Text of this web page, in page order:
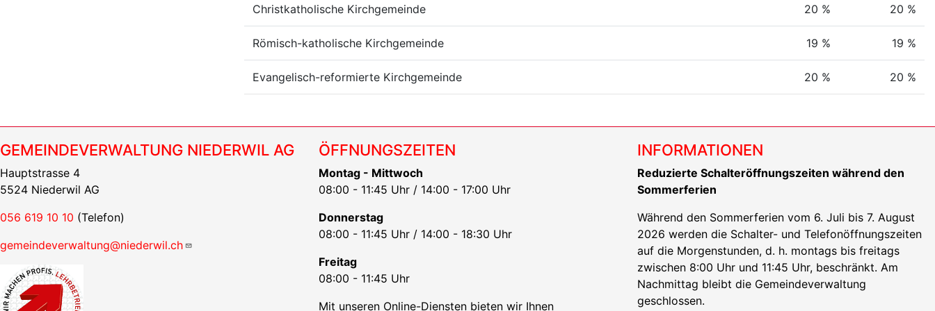
Christkatholische Kirchgemeinde 20 % 20 %
Römisch-katholische Kirchgemeinde 19 % 19 %
Evangelisch-reformierte Kirchgemeinde 20 % 20 %
GEMEINDEVERWALTUNG NIEDERWIL AG
Hauptstrasse 4
5524 Niederwil AG
056 619 10 10 (Telefon)
gemeindeverwaltung@niederwil.ch
ÖFFNUNGSZEITEN
Montag - Mittwoch
08:00 - 11:45 Uhr / 14:00 - 17:00 Uhr
Donnerstag
08:00 - 11:45 Uhr / 14:00 - 18:30 Uhr
Freitag
08:00 - 11:45 Uhr
Mit unseren Online-Diensten bieten wir Ihnen
INFORMATIONEN
Reduzierte Schalteröffnungszeiten während den
Sommerferien
Während den Sommerferien vom 6. Juli bis 7. August
2026 werden die Schalter- und Telefonöffnungszeiten
auf die Morgenstunden, d. h. montags bis freitags
zwischen 8:00 Uhr und 11:45 Uhr, beschränkt. Am
Nachmittag bleibt die Gemeindeverwaltung
geschlossen.